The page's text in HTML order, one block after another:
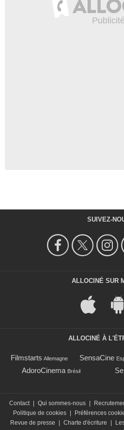
SUIVEZ-
ALLOCINÉ SUR
ALLOCINÉ À
Filmstarts Allemagne SensaCine
AdoroCinema Brésil
Contact Qui sommes-nous
Politique de cookies
Préférences
Revue de presse
Charte d'écriture